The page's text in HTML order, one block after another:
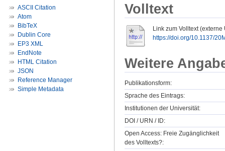
ASCII Citation
Atom
BibTeX
Dublin Core
EP3 XML
EndNote
HTML Citation
JSON
Reference Manager
Simple Metadata
Volltext
Link zum Volltext (externe
https://doi.org/10.1137/
Weitere
Publikationsform:
Sprache des Eintrags:
Institutionen der Universität:
DOI / URN / ID:
Open Access: Freie Zugänglichkeit
des Volltexts?: